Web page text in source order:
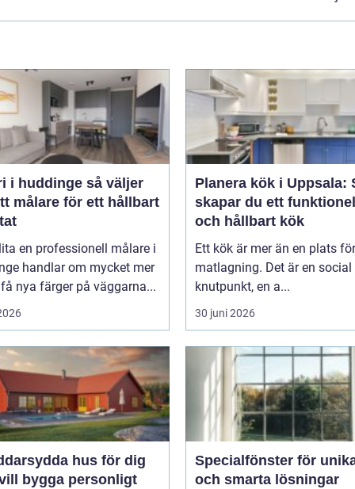
så väljer
målare för ett hållbart
en professionell målare i
handlar om mycket mer
nya färger på väggarna...
Planera kök i Uppsala:
skapar du ett
och hållbart kök
Ett kök är mer än en plats för
matlagning. Det är en social
knutpunkt, en a...
30 juni 2026
hus för dig
bygga personligt
Specialfönster för
och smarta lösningar